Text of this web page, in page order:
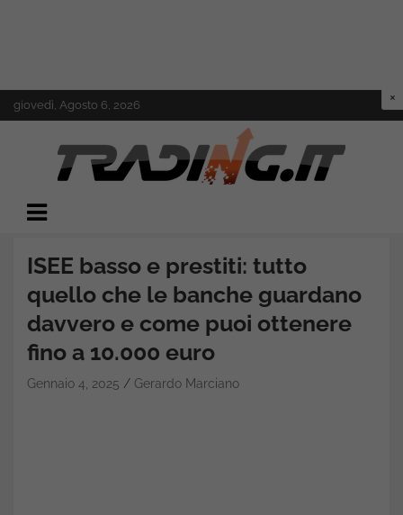
Skip
to
giovedì, Agosto 6, 2026
Trading.it
ISEE basso e prestiti: tutto
quello che le banche guardano
davvero e come puoi ottenere
fino a 10.000 euro
Gennaio 4, 2025 Gerardo Marciano